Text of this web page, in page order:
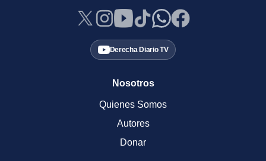
Derecha Diario TV
Nosotros
Quienes Somos
Autores
Donar